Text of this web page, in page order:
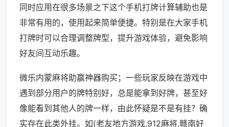
同时应用在很多场景之下这个手机打牌计算辅助也是
非常有用的，使用起来简单便捷。特别是在大家手机
打牌时可以合理调整牌型，提升游戏体验，避免影响
好友间互动乐趣。
微乐内蒙麻将助赢神器购买；一些玩家反映在游戏中
遇到部分用户的牌特别好，总是能拿到好牌，甚至好
像能看到其他人的牌一样，由此怀疑是不是有挂？确
实存在此类外挂。如(老友地方游戏,912麻将,赣南好